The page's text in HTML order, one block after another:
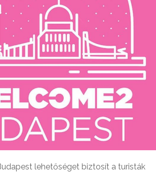
lehetőséget biztosít a turisták